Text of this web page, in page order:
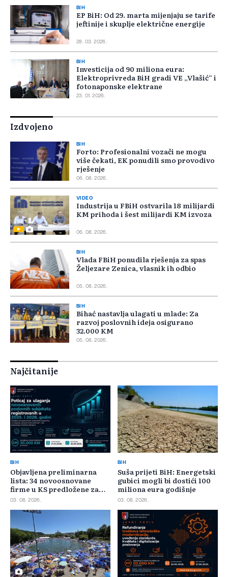
BIH
EP BiH: Od 29. marta mijenjaju se tarife
jeftinije i skuplje električne energije
28. 03. 2026.
BIH
Investicija od 90 miliona eura:
Elektroprivreda BiH gradi VE „Vlašić“ i
fotonaponske elektrane
23. 01. 2026.
Izdvojeno
BIH
Forto: Profesionalni vozači ne mogu
više čekati, EK ponudili smo provodivo
rješenje
06. 08. 2026.
VIDEO
Industrija u FBiH ostvarila 18 milijardi
KM prihoda i šest milijardi KM izvoza
06. 08. 2026.
BIH
Vlada FBiH ponudila rješenja za spas
Željezare Zenica, vlasnik ih odbio
05. 08. 2026.
BIH
Bihać nastavlja ulagati u mlade: Za
razvoj poslovnih ideja osigurano
32.000 KM
05. 08. 2026.
Najčitanije
BIH
Objavljena preliminarna
lista: 34 novoosnovane
firme u KS predložene za
400.000 KM poticaja
03. 08. 2026.
BIH
Suša prijeti BiH: Energetski
gubici mogli bi dostići 100
miliona eura godišnje
03. 08. 2026.